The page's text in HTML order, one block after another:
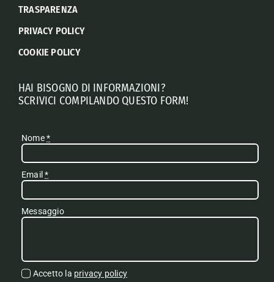
TRASPARENZA
PRIVACY POLICY
COOKIE POLICY
HAI BISOGNO DI INFORMAZIONI?
SCRIVICI COMPILANDO QUESTO FORM!
Nome*
Email*
Messaggio
Accetto la privacy policy